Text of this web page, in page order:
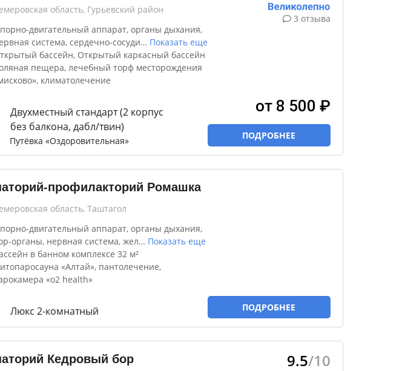
область, Гурьевский район
двигательный аппарат, органы дыхания,
система, сердечно-сосуди… Показать еще
бассейн, Открытый каркасный бассейн
пещера, лечебный торф месторождения
климатолечение
Двухместный стандарт (2 корпус
без балкона, дабл/твин)
Путёвка «Оздоровительная»
3 отзыва
от 8 500 ₽
ПОДРОБНЕЕ
профилакторий Ромашка
область, Таштагол
двигательный аппарат, органы дыхания,
органы, нервная система, жел… Показать еще
в банном комплексе 32 м²
«Алтай», пантолечение,
«o2 health»
Люкс 2-комнатный ПОДРОБНЕЕ
Кедровый бор 9.5/10